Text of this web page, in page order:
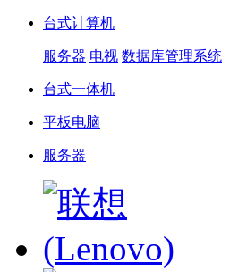
台式计算机
服务器 电视 数据库管理系统
台式一体机
平板电脑
服务器